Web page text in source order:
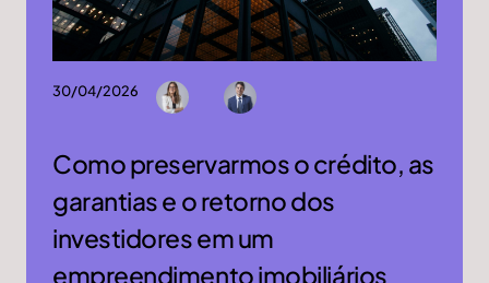
30/04/2026
Como preservarmos o crédito, as
garantias e o retorno dos
investidores em um
empreendimento imobiliários